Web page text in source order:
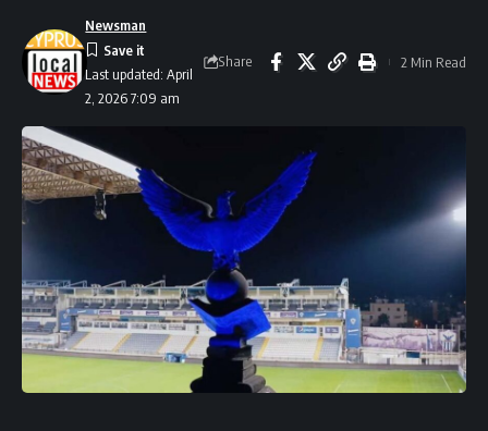
Last updated: April
2, 2026 7:09 am
Newsman
Share 2 Min Read